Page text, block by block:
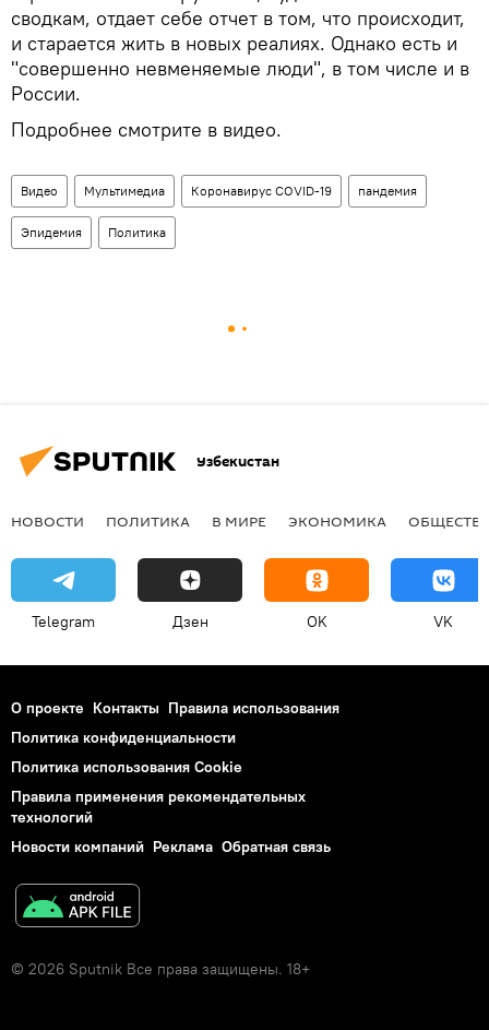
сводкам, отдает себе отчет в том, что происходит,
и старается жить в новых реалиях. Однако есть и
"совершенно невменяемые люди", в том числе и в
России.
Подробнее смотрите в видео.
Видео Мультимедиа Коронавирус COVID-19 пандемия
Эпидемия Политика
Узбекистан
НОВОСТИ ПОЛИТИКА В МИРЕ ЭКОНОМИКА
Telegram Дзен OK VK
О проекте Контакты Правила использования
Политика конфиденциальности
Политика использования Cookie
Правила применения рекомендательных
технологий
Новости компаний Реклама Обратная связь
© 2026 Sputnik Все права защищены. 18+